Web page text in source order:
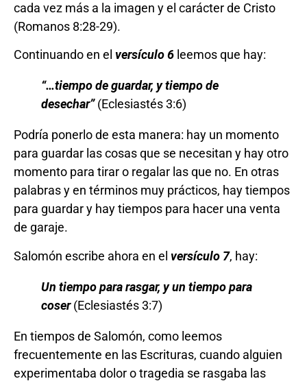
cada vez más a la imagen y el carácter de Cristo
(Romanos 8:28-29).
Continuando en el versículo 6 leemos que hay:
“…tiempo de guardar, y tiempo de
desechar”(Eclesiastés 3:6)
Podría ponerlo de esta manera: hay un momento
para guardar las cosas que se necesitan y hay otro
momento para tirar o regalar las que no. En otras
palabras y en términos muy prácticos, hay tiempos
para guardar y hay tiempos para hacer una venta
de garaje.
Salomón escribe ahora en el versículo 7, hay:
Un tiempo para rasgar, y un tiempo para
coser(Eclesiastés 3:7)
En tiempos de Salomón, como leemos
frecuentemente en las Escrituras, cuando alguien
experimentaba dolor o tragedia se rasgaba las